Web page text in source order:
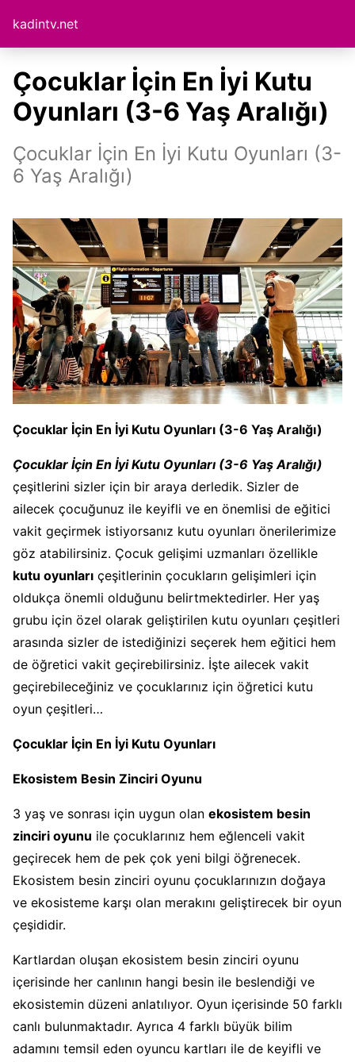
kadintv.net
Çocuklar İçin En İyi Kutu
Oyunları (3-6 Yaş Aralığı)
Çocuklar İçin En İyi Kutu Oyunları (3-
6 Yaş Aralığı)
Çocuklar İçin En İyi Kutu Oyunları (3-6 Yaş Aralığı)
Çocuklar İçin En İyi Kutu Oyunları (3-6 Yaş Aralığı)
çeşitlerini sizler için bir araya derledik. Sizler de
ailecek çocuğunuz ile keyifli ve en önemlisi de eğitici
vakit geçirmek istiyorsanız kutu oyunları önerilerimize
göz atabilirsiniz. Çocuk gelişimi uzmanları özellikle
kutu oyunları çeşitlerinin çocukların gelişimleri için
oldukça önemli olduğunu belirtmektedirler. Her yaş
grubu için özel olarak geliştirilen kutu oyunları çeşitleri
arasında sizler de istediğinizi seçerek hem eğitici hem
de öğretici vakit geçirebilirsiniz. İşte ailecek vakit
geçirebileceğiniz ve çocuklarınız için öğretici kutu
oyun çeşitleri…
Çocuklar İçin En İyi Kutu Oyunları
Ekosistem Besin Zinciri Oyunu
3 yaş ve sonrası için uygun olan ekosistem besin
zinciri oyunu ile çocuklarınız hem eğlenceli vakit
geçirecek hem de pek çok yeni bilgi öğrenecek.
Ekosistem besin zinciri oyunu çocuklarınızın doğaya
ve ekosisteme karşı olan merakını geliştirecek bir oyun
çeşididir.
Kartlardan oluşan ekosistem besin zinciri oyunu
içerisinde her canlının hangi besin ile beslendiği ve
ekosistemin düzeni anlatılıyor. Oyun içerisinde 50 farklı
canlı bulunmaktadır. Ayrıca 4 farklı büyük bilim
adamını temsil eden oyuncu kartları ile de keyifli ve